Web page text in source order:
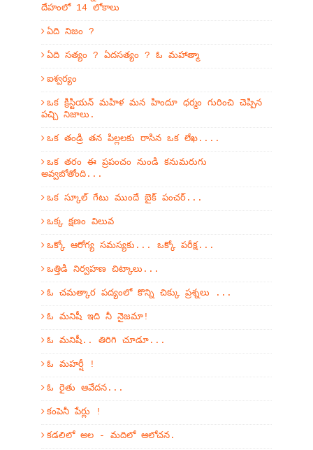
దేహంలో 14 లోకాలు
ఏది నిజం ?
ఏది సత్యం ? ఏదసత్యం ? ఓ మహాత్మా
ఐశ్వర్యం
ఒక క్రిస్టియన్ మహిళ మన హిందూ ధర్మం గురించి చెప్పిన
పచ్చి నిజాలు.
ఒక తండ్రి తన పిల్లలకు రాసిన ఒక లేఖ....
ఒక తరం ఈ ప్రపంచం నుండి కనుమరుగు
అవ్వబోతోంది...
ఒక స్కూల్ గేటు ముందే బైక్ పంచర్...
ఒక్క క్షణం విలువ
ఒక్కో ఆరోగ్య సమస్యకు... ఒక్కో పరీక్ష...
ఒత్తిడి నిర్వహణ చిట్కాలు...
ఓ చమత్కార పద్యంలో కొన్ని చిక్కు ప్రశ్నలు ...
ఓ మనిషీ ఇది నీ నైజమా!
ఓ మనిషీ.. తిరిగి చూడూ...
ఓ మహర్షీ !
ఓ రైతు ఆవేదన...
కంపెనీ పేర్లు !
కడలిలో అల - మదిలో ఆలోచన.